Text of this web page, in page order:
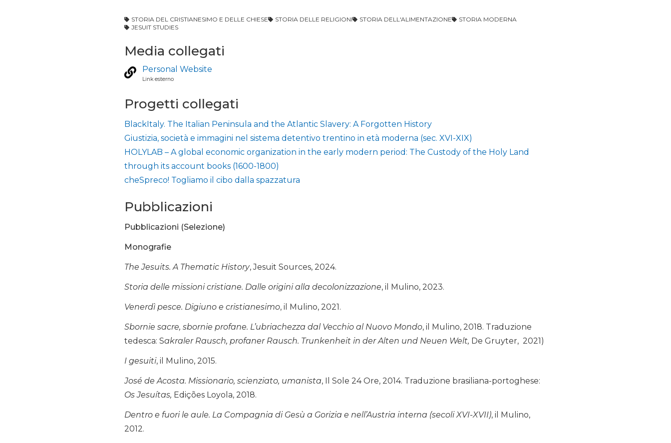
STORIA DEL CRISTIANESIMO E DELLE CHIESE STORIA DELLE RELIGIONI STORIA DELL'ALIMENTAZIONE
STORIA MODERNA
JESUIT STUDIES
Media collegati
Personal Website
Link esterno
Progetti collegati
BlackItaly. The Italian Peninsula and the Atlantic Slavery: A Forgotten History
Giustizia, società e immagini nel sistema detentivo trentino in età moderna (sec. XVI-XIX)
HOLYLAB – A global economic organization in the early modern period: The Custody of the Holy Land
through its account books (1600-1800)
cheSpreco! Togliamo il cibo dalla spazzatura
Pubblicazioni
Pubblicazioni (Selezione)
Monografie
The Jesuits. A Thematic History, Jesuit Sources, 2024.
Storia delle missioni cristiane. Dalle origini alla decolonizzazione, il Mulino, 2023.
Venerdì pesce. Digiuno e cristianesimo, il Mulino, 2021.
Sbornie sacre, sbornie profane. L’ubriachezza dal Vecchio al Nuovo Mondo, il Mulino, 2018. Traduzione
tedesca: Sakraler Rausch, profaner Rausch. Trunkenheit in der Alten und Neuen Welt, De Gruyter, 2021)
I gesuiti, il Mulino, 2015.
José de Acosta. Missionario, scienziato, umanista, Il Sole 24 Ore, 2014. Traduzione brasiliana-portoghese:
Os Jesuítas, Edições Loyola, 2018.
Dentro e fuori le aule. La Compagnia di Gesù a Gorizia e nell’Austria interna (secoli XVI-XVII), il Mulino,
2012.